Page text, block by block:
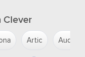
Clever
Artic Aude